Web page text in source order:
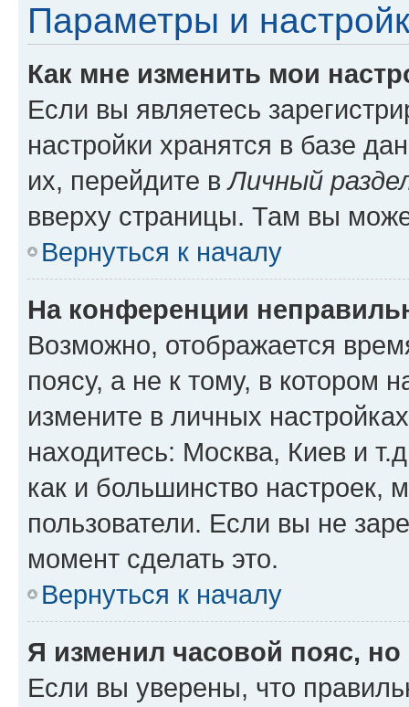
Параметры и
Как мне изменить мои
Если вы являетесь
настройки хранятся в базе
их, перейдите вЛичный
вверху страницы. Там вы
Вернуться к началу
На конференции
Возможно, отображается
поясу, а не к тому, в котором
измените в личных
находитесь: Москва, Киев и
как и большинство настроек,
пользователи. Если вы не
момент сделать это.
Вернуться к началу
Я изменил часовой пояс,
Если вы уверены, что